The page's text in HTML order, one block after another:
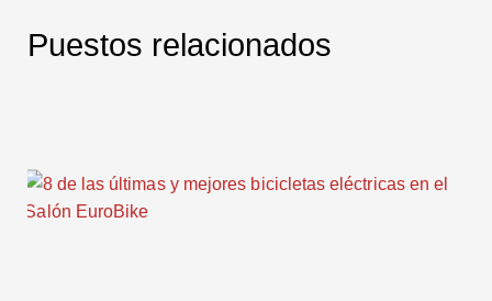
Puestos relacionados